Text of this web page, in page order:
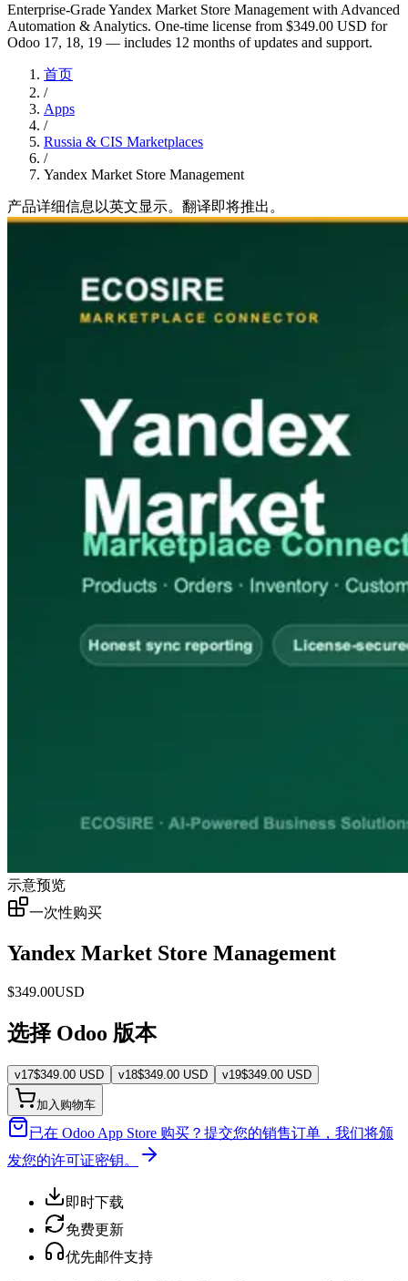
Enterprise-Grade Yandex Market Store Management with Advanced
Automation & Analytics. One-time license from $349.00 USD for
Odoo 17, 18, 19 — includes 12 months of updates and support.
首页
/
Apps
/
Russia & CIS Marketplaces
/
Yandex Market Store Management
产品详细信息以英文显示。翻译即将推出。
示意预览
一次性购买
Yandex Market Store Management
$349.00USD
选择 Odoo 版本
v17$349.00 USD v18$349.00 USD v19$349.00 USD
加入购物车
已在 Odoo App Store 购买？ 提交您的销售订单，我们将颁
发您的许可证密钥。
即时下载
免费更新
优先邮件支持